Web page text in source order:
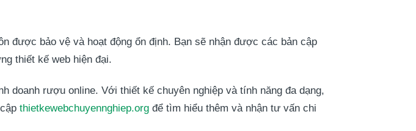
được bảo vệ và hoạt động ổn định. Bạn sẽ nhận được các bản cập
thiết kế web hiện đại.
doanh rượu online. Với thiết kế chuyên nghiệp và tính năng đa dạng,
thietkewebchuyennghiep.org để tìm hiểu thêm và nhận tư vấn chi